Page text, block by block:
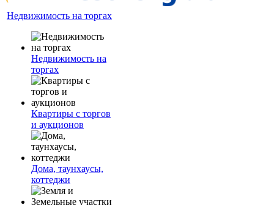
Недвижимость на торгах
Недвижимость на
торгах
Квартиры с торгов
и аукционов
Дома, таунхаусы,
коттеджи